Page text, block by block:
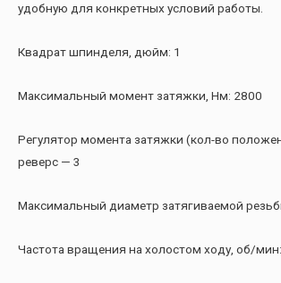
удобную для конкретных условий работы.
Квадрат шпинделя, дюйм: 1
Максимальный момент затяжки, Нм: 2800
Регулятор момента затяжки (кол-во
реверс — 3
Максимальный диаметр затягиваемой
Частота вращения на холостом ходу, об/